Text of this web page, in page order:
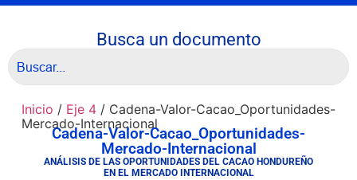
Busca un documento
Inicio / Eje 4/ Cadena-Valor-Cacao_Oportunidades-
Mercado-Internacional
Cadena-Valor-Cacao_Oportunidades-
Mercado-Internacional
ANÁLISIS DE LAS OPORTUNIDADES DEL CACAO HONDUREÑO
EN EL MERCADO INTERNACIONAL